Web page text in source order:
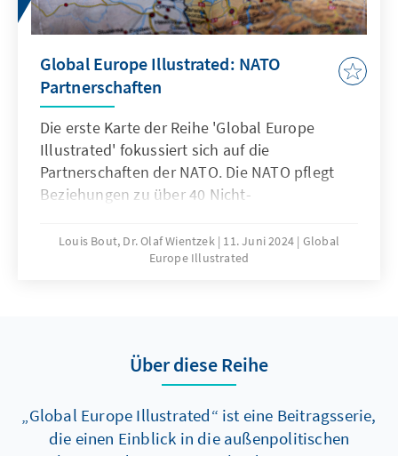
Global Europe Illustrated: NATO
Partnerschaften
Die erste Karte der Reihe 'Global Europe
Illustrated' fokussiert sich auf die
Partnerschaften der NATO. Die NATO pflegt
Beziehungen zu über 40 Nicht-
Organisationen, die als NATO-Partner bekannt
sind. Durch verschiedene Rahmenwerke,
Partnern an politischen und
sicherheitsbezogenen Themen zusammen.
Louis Bout, Dr. Olaf Wientzek 11. Juni 2024 Global
Europe Illustrated
Über diese Reihe
„Global Europe Illustrated“ ist eine Beitragsserie,
die einen Einblick in die außenpolitischen